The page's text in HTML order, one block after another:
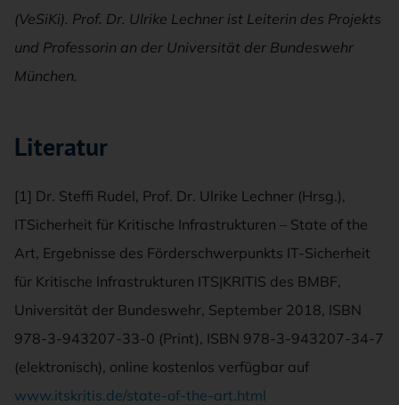
(VeSiKi). Prof. Dr. Ulrike Lechner ist Leiterin des Projekts
und Professorin an der Universität der Bundeswehr
München.
Literatur
[1] Dr. Steffi Rudel, Prof. Dr. Ulrike Lechner (Hrsg.),
ITSicherheit für Kritische Infrastrukturen – State of the
Art, Ergebnisse des Förderschwerpunkts IT-Sicherheit
für Kritische Infrastrukturen ITS|KRITIS des BMBF,
Universität der Bundeswehr, September 2018, ISBN
978-3-943207-33-0 (Print), ISBN 978-3-943207-34-7
(elektronisch), online kostenlos verfügbar auf
www.itskritis.de/state-of-the-art.html